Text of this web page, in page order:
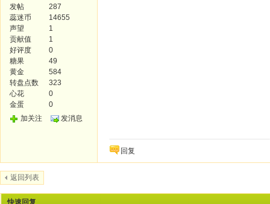
发帖
287
蕊迷币
14655
声望
1
贡献值
1
好评度
0
糖果
49
黄金
584
转盘点数
323
心花
0
金蛋
0
加关注
发消息
回复
返回列表
快速回复